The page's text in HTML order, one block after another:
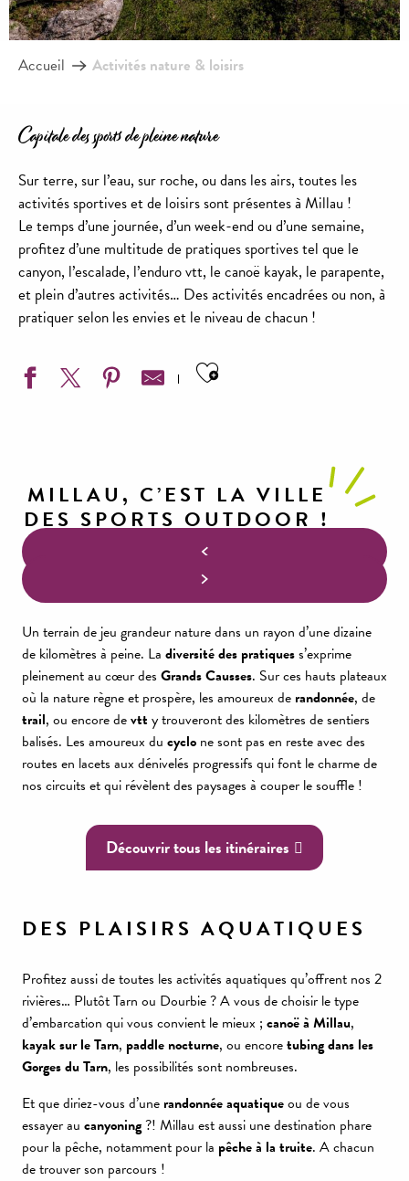
Accueil Activités nature & loisirs
Capitale des sports de pleine nature
Sur terre, sur l’eau, sur roche, ou dans les airs, toutes les
activités sportives et de loisirs sont présentes à Millau !
Le temps d’une journée, d’un week-end ou d’une semaine,
profitez d’une multitude de pratiques sportives tel que le
canyon, l’escalade, l’enduro vtt, le canoë kayak, le parapente,
et plein d’autres activités… Des activités encadrées ou non, à
pratiquer selon les envies et le niveau de chacun !
Ajouter aux favoris
MILLAU, C’EST LA VILLE
DES SPORTS OUTDOOR !
Un terrain de jeu grandeur nature dans un rayon d’une dizaine
de kilomètres à peine. La diversité des pratiquess’exprime
pleinement au cœur des Grands Causses. Sur ces hauts plateaux
où la nature règne et prospère, les amoureux de randonnée, de
trail, ou encore devtt y trouveront des kilomètres de sentiers
balisés. Les amoureux du cyclo ne sont pas en reste avec des
routes en lacets aux dénivelés progressifs qui font le charme de
nos circuits et qui révèlent des paysages à couper le souffle !
Découvrir tous les itinéraires
DES PLAISIRS AQUATIQUES
Profitez aussi de toutes les activités aquatiques qu’offrent nos 2
rivières… Plutôt Tarn ou Dourbie ? A vous de choisir le type
d’embarcation qui vous convient le mieux ; canoë à Millau,
kayak sur le Tarn, paddle nocturne, ou encoretubing dans les
Gorges du Tarn, les possibilités sont nombreuses.
Et que diriez-vous d’une randonnée aquatiqueou de vous
essayer au canyoning?! Millau est aussi une destination phare
pour la pêche, notamment pour la pêche à la truite. A chacun
de trouver son parcours !